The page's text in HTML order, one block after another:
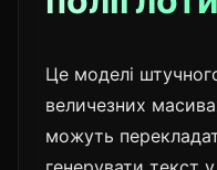
Це моделі
величезних
можуть